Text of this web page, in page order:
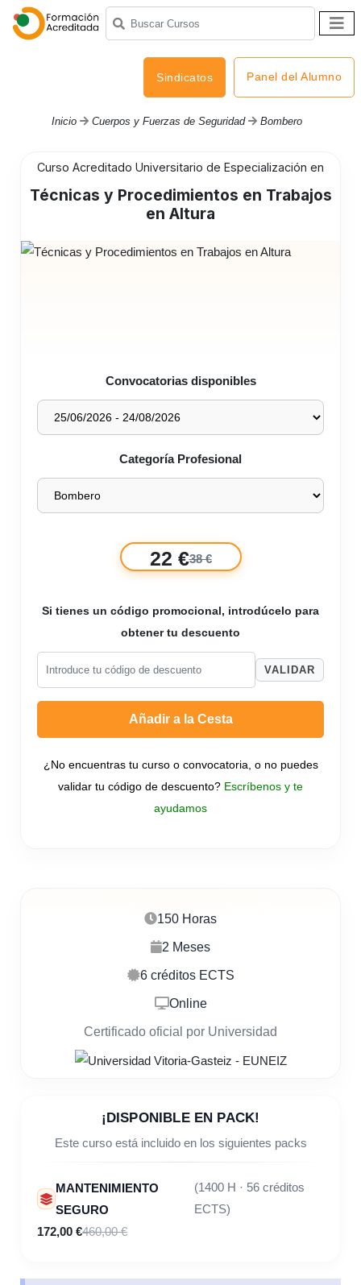
Sindicatos Panel del Alumno
Inicio Cuerpos y Fuerzas de Seguridad Bombero
150 Horas
2 Meses
6 créditos ECTS
Online
Certificado oficial por Universidad
¡DISPONIBLE EN PACK!
Este curso está incluido en los siguientes packs
MANTENIMIENTO
SEGURO
(1400 H · 56 créditos
ECTS)
172,00 €460,00 €
Curso Acreditado Universitario de Especialización en
Técnicas y Procedimientos en Trabajos
en Altura
Convocatorias disponibles
Categoría Profesional
22 €38 €
Si tienes un código promocional, introdúcelo para
obtener tu descuento
VALIDAR
Añadir a la Cesta
¿No encuentras tu curso o convocatoria, o no puedes
validar tu código de descuento? Escríbenos y te
ayudamos